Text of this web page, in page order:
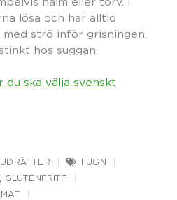
lösa och har alltid
strö inför grisningen,
hos suggan.
du ska välja svenskt
I UGN
GLUTENFRITT